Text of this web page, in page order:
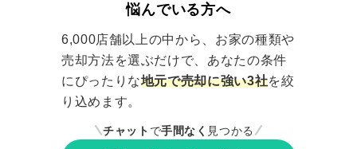
悩んでいる方へ
6,000店舗以上の中から、お家の種類や
売却方法を選ぶだけで、あなたの条件
にぴったりな地元で売却に強い3社を絞
り込めます。
チャット で手間なく 見つかる